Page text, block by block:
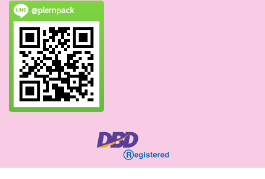
@plernpack